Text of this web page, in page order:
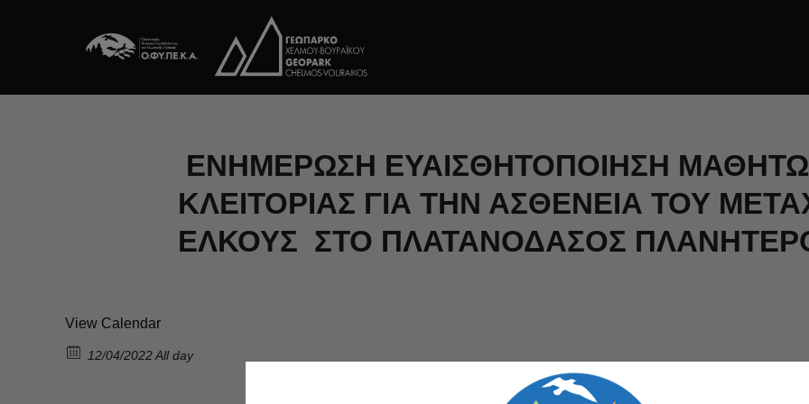
ΕΝΗΜΕΡΩΣΗ ΕΥΑΙΣΘΗΤΟΠΟΙΗΣΗ
ΚΛΕΙΤΟΡΙΑΣ ΓΙΑ ΤΗΝ ΑΣΘΕΝΕΙΑ ΤΟΥ
ΕΛΚΟΥΣ ΣΤΟ ΠΛΑΤΑΝΟΔΑΣΟΣ
View Calendar
12/04/2022 All day